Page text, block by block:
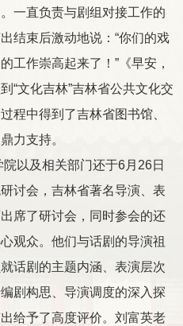
一直负责与剧组对接工作的
结束后激动地说：“你们的戏
工作崇高起来了！ ” 《早安，
“文化吉林”吉林省公共文化交
程中得到了吉林省图书馆、
力支持。
以及相关部门还于6月 26日
讨会，吉林省著名导演、表
席了研讨会，同时参会的还
观众。他们与话剧的导演祖
话剧的主题内涵、表演层次
剧构思、导演调度的深入探
给予了高度评价。刘富英老